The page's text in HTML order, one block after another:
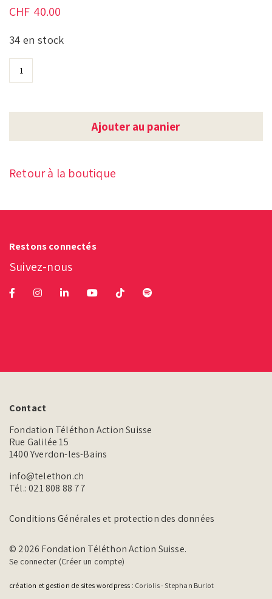
CHF 40.00
34 en stock
Ajouter au panier
Retour à la boutique
Restons connectés
Suivez-nous
Contact
Fondation Téléthon Action Suisse
Rue Galilée 15
1400 Yverdon-les-Bains
info@telethon.ch
Tél.:021 808 88 77
Conditions Générales et protection des données
© 2026 Fondation Téléthon Action Suisse.
Se connecter (Créer un compte)
création et gestion de sites wordpress : Coriolis - Stephan Burlot